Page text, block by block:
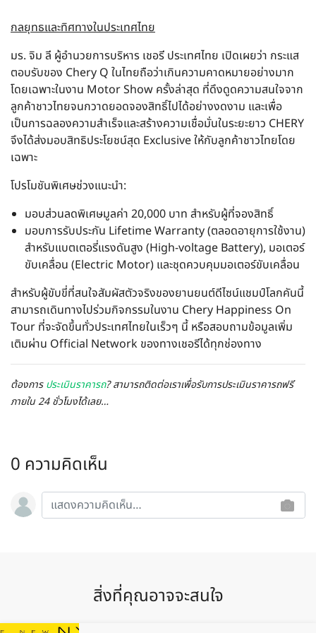
กลยุทธและทิศทางในประเทศไทย
มร. จิม ลี ผู้อำนวยการบริหาร เชอรี ประเทศไทย เปิดเผยว่า กระแส
ตอบรับของ Chery Q ในไทยถือว่าเกินความคาดหมายอย่างมาก
โดยเฉพาะในงาน Motor Show ครั้งล่าสุด ที่ดึงดูดความสนใจจาก
ลูกค้าชาวไทยจนกวาดยอดจองสิทธิ์ไปได้อย่างงดงาม และเพื่อ
เป็นการฉลองความสำเร็จและสร้างความเชื่อมั่นในระยะยาว CHERY
จึงได้ส่งมอบสิทธิประโยชน์สุด Exclusive ให้กับลูกค้าชาวไทยโดย
เฉพาะ
โปรโมชันพิเศษช่วงแนะนำ:
มอบส่วนลดพิเศษมูลค่า 20,000 บาท สำหรับผู้ที่จองสิทธิ์
มอบการรับประกัน Lifetime Warranty (ตลอดอายุการใช้งาน)
สำหรับแบตเตอรี่แรงดันสูง (High-voltage Battery), มอเตอร์
ขับเคลื่อน (Electric Motor) และชุดควบคุมมอเตอร์ขับเคลื่อน
สำหรับผู้ขับขี่ที่สนใจสัมผัสตัวจริงของยานยนต์ดีไซน์แชมป์โลกคันนี้
สามารถเดินทางไปร่วมกิจกรรมในงาน Chery Happiness On
Tour ที่จะจัดขึ้นทั่วประเทศไทยในเร็วๆ นี้ หรือสอบถามข้อมูลเพิ่ม
เติมผ่าน Official Network ของทางเชอรีได้ทุกช่องทาง
ต้องการประเมินราคารถ? สามารถติดต่อเราเพื่อรับการประเมินราคารถฟรี
ภายใน 24 ชั่วโมงได้เลย…
0 ความคิดเห็น
สิ่งที่คุณอาจจะสนใจ